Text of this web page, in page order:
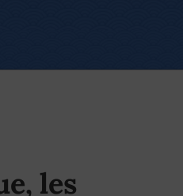
les